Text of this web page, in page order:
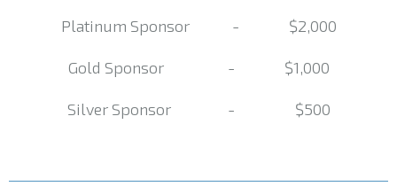
Platinum Sponsor - $2,000
Gold Sponsor - $1,000
Silver Sponsor - $500